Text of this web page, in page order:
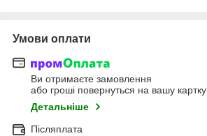
Умови оплати
Ви отримаєте замовлення
або гроші повернуться на вашу картку
Детальніше
Післяплата